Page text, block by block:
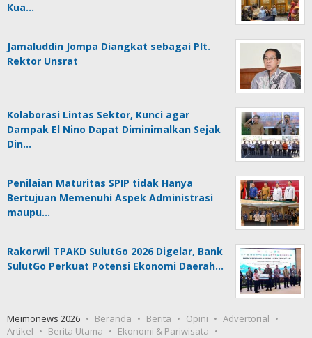
Kua…
Jamaluddin Jompa Diangkat sebagai Plt.
Rektor Unsrat
Kolaborasi Lintas Sektor, Kunci agar
Dampak El Nino Dapat Diminimalkan Sejak
Din…
Penilaian Maturitas SPIP tidak Hanya
Bertujuan Memenuhi Aspek Administrasi
maupu…
Rakorwil TPAKD SulutGo 2026 Digelar, Bank
SulutGo Perkuat Potensi Ekonomi Daerah…
Meimonews 2026 Beranda Berita Opini
Advertorial
Artikel
Berita Utama
Ekonomi & Pariwisata